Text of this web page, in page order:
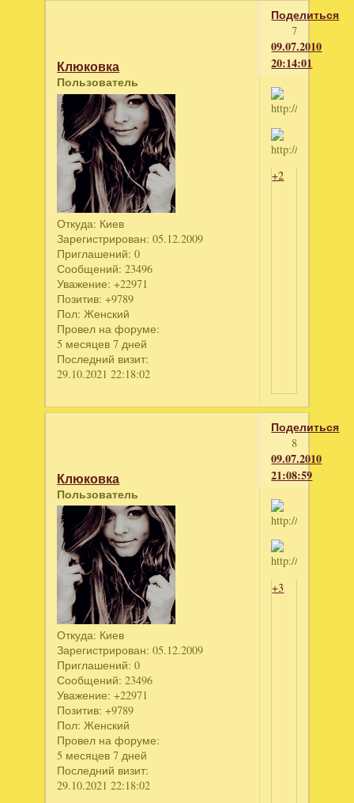
Поделиться
7
09.07.2010
20:14:01
Клюковка
Пользователь
Откуда: Киев
Зарегистрирован: 05.12.2009
Приглашений: 0
Сообщений: 23496
Уважение: +22971
Позитив: +9789
Пол: Женский
Провел на форуме:
5 месяцев 7 дней
Последний визит:
29.10.2021 22:18:02
+2
Поделиться
8
09.07.2010
21:08:59
Клюковка
Пользователь
Откуда: Киев
Зарегистрирован: 05.12.2009
Приглашений: 0
Сообщений: 23496
Уважение: +22971
Позитив: +9789
Пол: Женский
Провел на форуме:
5 месяцев 7 дней
Последний визит:
29.10.2021 22:18:02
+3